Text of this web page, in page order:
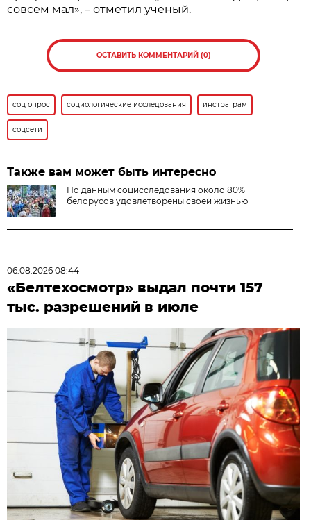
совсем мал», – отметил ученый.
ОСТАВИТЬ КОММЕНТАРИЙ (0)
соц опрос социологические исследования инстраграм
соцсети
Также вам может быть интересно
По данным социсследования около 80%
белорусов удовлетворены своей жизнью
06.08.2026 08:44
«Белтехосмотр» выдал почти 157
тыс. разрешений в июле